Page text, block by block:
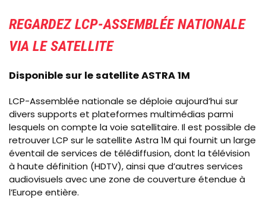
REGARDEZ LCP-ASSEMBLÉE NATIONALE
VIA LE SATELLITE
Disponible sur le satellite ASTRA 1M
LCP-Assemblée nationale se déploie aujourd’hui sur
divers supports et plateformes multimédias parmi
lesquels on compte la voie satellitaire. Il est possible de
retrouver LCP sur le satellite Astra 1M qui fournit un large
éventail de services de télédiffusion, dont la télévision
à haute définition (HDTV), ainsi que d’autres services
audiovisuels avec une zone de couverture étendue à
l’Europe entière.